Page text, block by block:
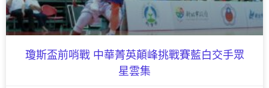
瓊斯盃前哨戰 中華菁英顛峰挑戰賽藍白交手眾
星雲集